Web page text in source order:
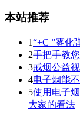
本站推荐
1“+C ”雾化
2手把手教
3戒烟公益
4电子烟能
5使用电子
大家的看法